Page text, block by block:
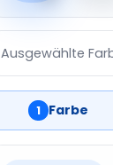
Ausgewählte
1 Farbe